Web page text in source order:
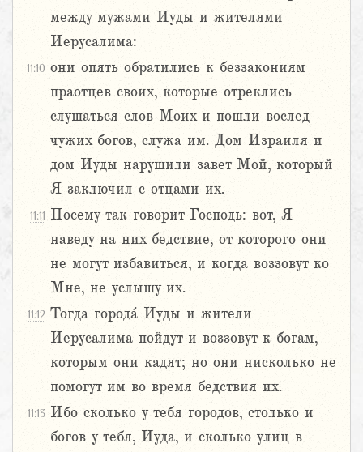
между мужами Иуды и жителями
Иерусалима:
11:10 они опять обратились к беззакониям
праотцев своих, которые отреклись
слушаться слов Моих и пошли вослед
чужих богов, служа им. Дом Израиля и
дом Иуды нарушили завет Мой, который
Я заключил с отцами их.
11:11 Посему так говорит Господь: вот, Я
наведу на них бедствие, от которого они
не могут избавиться, и когда воззовут ко
Мне, не услышу их.
11:12 Тогда города́ Иуды и жители
Иерусалима пойдут и воззовут к богам,
которым они кадят; но они нисколько не
помогут им во время бедствия их.
11:13 Ибо сколько у тебя городов, столько и
богов у тебя, Иуда, и сколько улиц в